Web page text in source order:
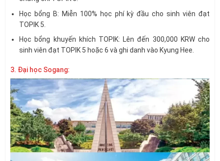
Học bổng B: Miễn 100% học phí kỳ đầu cho sinh viên đạt
TOPIK 5.
Học bổng khuyến khích TOPIK: Lên đến 300,000 KRW cho
sinh viên đạt TOPIK 5 hoặc 6 và ghi danh vào Kyung Hee.
3. Đại học Sogang: